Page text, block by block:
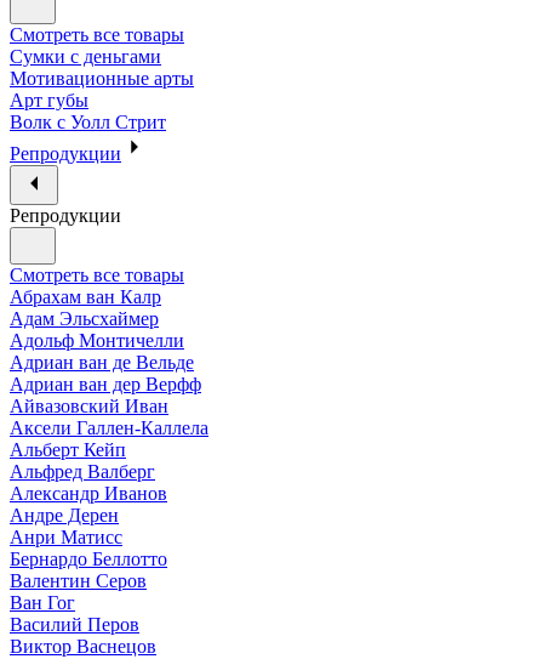
Смотреть все товары
Сумки с деньгами
Мотивационные арты
Арт губы
Волк с Уолл Стрит
Репродукции
Репродукции
Смотреть все товары
Абрахам ван Калр
Адам Эльсхаймер
Адольф Монтичелли
Адриан ван де Вельде
Адриан ван дер Верфф
Айвазовский Иван
Аксели Галлен-Каллела
Альберт Кейп
Альфред Валберг
Александр Иванов
Андре Дерен
Анри Матисс
Бернардо Беллотто
Валентин Серов
Ван Гог
Василий Перов
Виктор Васнецов